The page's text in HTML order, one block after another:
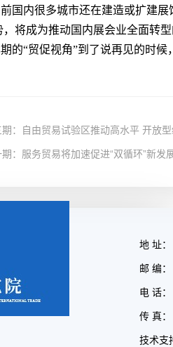
国内很多城市还在建造或扩建
，将成为推动国内展会业全面转
的“贸促视角”到了说再见的时
期：自由贸易试验区推动高水平 开放
期：服务贸易将加速促进“双循环”新发
地 址
邮 编
电 话
传 真
技术支